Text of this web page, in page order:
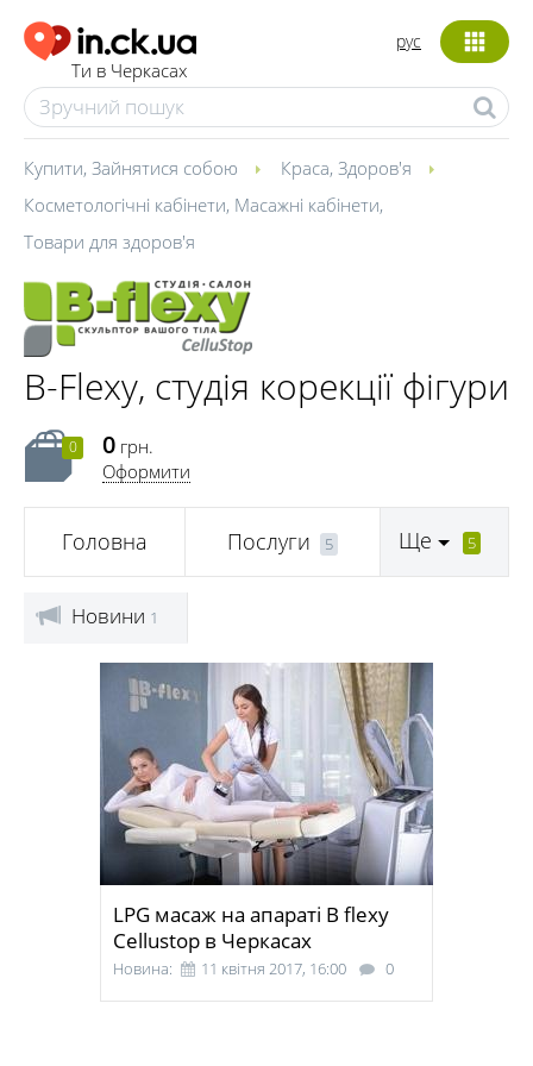
Ти в Черкасах
рус
Купити, Зайнятися собою Краса, Здоров'я
Косметологічні кабінети, Масажні кабінети,
Товари для здоров'я
B-Flexy, студія корекції фігури
0 0 грн.
Оформити
Головна Послуги 5 Ще 5
Новини 1
LPG масаж на апараті B flexy
Cellustop в Черкасах
Новина: 11 квітня 2017, 16:00 0